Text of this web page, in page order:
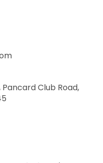
Club Road,